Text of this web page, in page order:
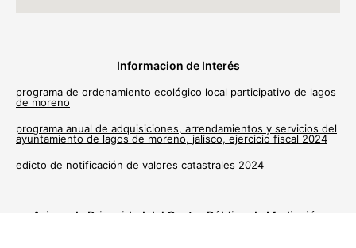
Informacion de Interés
programa de ordenamiento ecológico local participativo de lagos
de moreno
programa anual de adquisiciones, arrendamientos y servicios del
ayuntamiento de lagos de moreno, jalisco, ejercicio fiscal 2024
edicto de notificación de valores catastrales 2024
Avisos de Privacidad del Centro Público de Mediación